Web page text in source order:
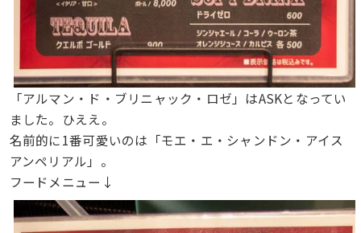
「アルマン・ド・ブリニャック・ロゼ」はASKとなってい
ました。ひええ。
名前的に1番可愛いのは「モエ・エ・シャンドン・アイス
アンペリアル」。
フードメニュー↓